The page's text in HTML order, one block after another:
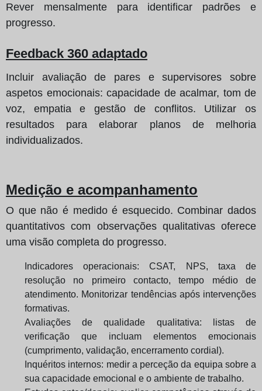
Rever mensalmente para identificar padrões e
progresso.
Feedback 360 adaptado
Incluir avaliação de pares e supervisores sobre
aspetos emocionais: capacidade de acalmar, tom de
voz, empatia e gestão de conflitos. Utilizar os
resultados para elaborar planos de melhoria
individualizados.
Medição e acompanhamento
O que não é medido é esquecido. Combinar dados
quantitativos com observações qualitativas oferece
uma visão completa do progresso.
Indicadores operacionais: CSAT, NPS, taxa de
resolução no primeiro contacto, tempo médio de
atendimento. Monitorizar tendências após intervenções
formativas.
Avaliações de qualidade qualitativa: listas de
verificação que incluam elementos emocionais
(cumprimento, validação, encerramento cordial).
Inquéritos internos: medir a perceção da equipa sobre a
sua capacidade emocional e o ambiente de trabalho.